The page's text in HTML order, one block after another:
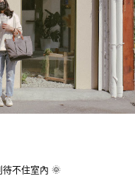
待不住室內 🌞